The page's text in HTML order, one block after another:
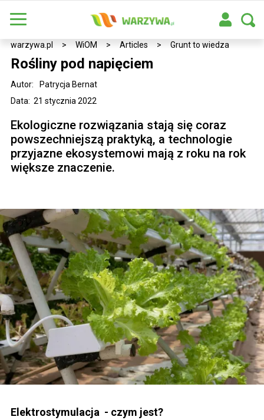
warzywa.pl > WiOM > Articles > Grunt to wiedza
Rośliny pod napięciem
Data: 21 stycznia 2022
Autor: Patrycja Bernat
Ekologiczne rozwiązania stają się coraz
powszechniejszą praktyką, a technologie
przyjazne ekosystemowi mają z roku na rok
większe znaczenie.
Elektrostymulacja - czym jest?